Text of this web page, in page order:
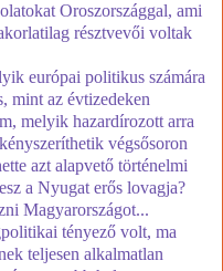
Oroszországgal, ami
résztvevői voltak
európai politikus számára
mint az évtizedeken
melyik hazardírozott arra
végsősoron
azt alapvető történelmi
a Nyugat erős lovagja?
Magyarországot...
tényező volt, ma
teljesen alkalmatlan